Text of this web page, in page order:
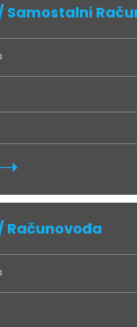
Samostalni
Računovođa